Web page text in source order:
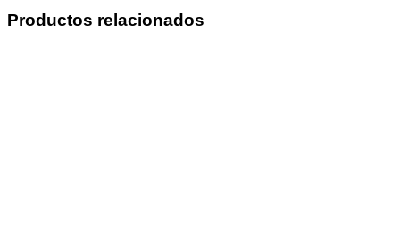
Productos relacionados